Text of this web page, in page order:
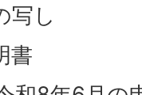
写し
書